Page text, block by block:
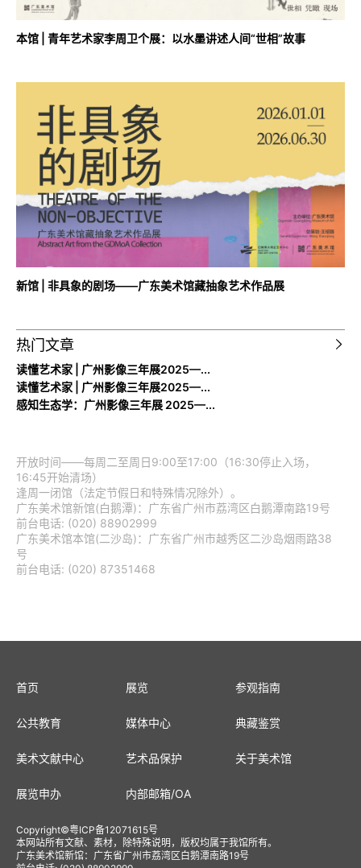
本馆 | 青年艺术家李周卫个展：以水墨讲述人间“世相”故事
新馆 | 非具象的剧场——广东美术馆藏抽象艺术作品展
热门文章
读懂艺术家 | 广州影像三年展2025—...
读懂艺术家 | 广州影像三年展2025—...
感知生态学：广州影像三年展 2025—...
开放时间——每周二至周日9:00至17:00（16:30停止入场，
16:45开始清场）
逢周一闭馆（法定节假日和特殊情况除外）。
广东美术馆新馆(白鹅潭)：广东省广州市荔湾区白鹅潭南路19号
前台电话: (020) 88902999
广东美术馆本馆(二沙岛)：广东省广州市越秀区二沙岛烟雨路38
号
前台电话: (020) 87351468
首页 展览 参观指南
公共教育 媒体中心 典藏鉴赏
美术文献中心 艺术品保护 关于美术馆
展览申办 内部邮箱/OA
Copyright©粤ICP备12071615号
本网站所有文献、素材，除特殊说明，版权均属于我馆所有。
广东美术馆新馆：广东省广州市荔湾区白鹅潭南路19号